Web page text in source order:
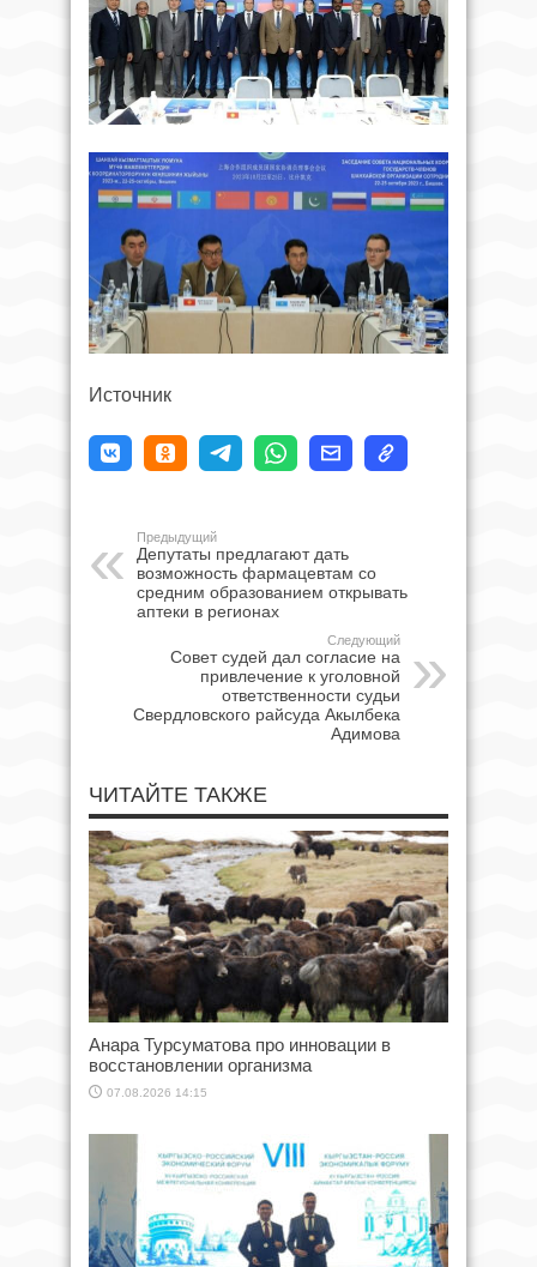
Источник
Предыдущий
Депутаты предлагают дать
возможность фармацевтам со
средним образованием открывать
аптеки в регионах
Следующий
Совет судей дал согласие на
привлечение к уголовной
ответственности судьи
Свердловского райсуда Акылбека
Адимова
ЧИТАЙТЕ ТАКЖЕ
Анара Турсуматова про инновации в
восстановлении организма
07.08.2026 14:15